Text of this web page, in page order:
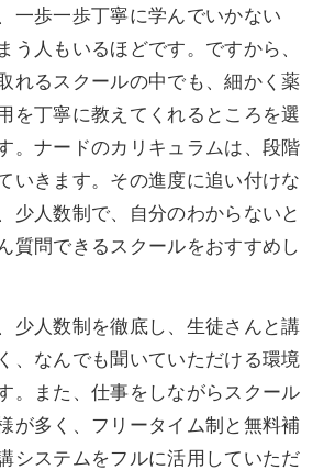
一歩一歩丁寧に学んでいかない
う人もいるほどです。ですから、
れるスクールの中でも、細かく薬
を丁寧に教えてくれるところを選
。ナードのカリキュラムは、段階
いきます。その進度に追い付けな
少人数制で、自分のわからないと
質問できるスクールをおすすめし
少人数制を徹底し、生徒さんと講
、なんでも聞いていただける環境
。また、仕事をしながらスクール
が多く、フリータイム制と無料補
システムをフルに活用していただ